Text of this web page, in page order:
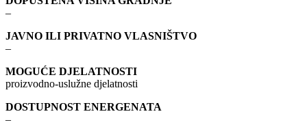
–
JAVNO ILI PRIVATNO VLASNIŠTVO
–
MOGUĆE DJELATNOSTI
proizvodno-uslužne djelatnosti
DOSTUPNOST ENERGENATA
–